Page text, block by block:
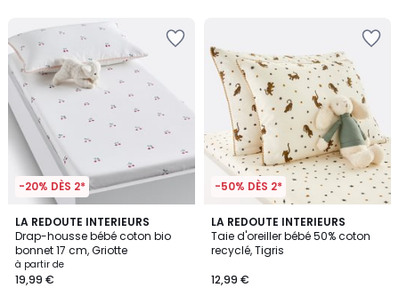
-20% DÈS 2*
LA REDOUTE INTERIEURS
Drap-housse bébé coton bio
bonnet 17 cm, Griotte
à partir de
19,99 €
4,6
/ 5
-50% DÈS 2*
LA REDOUTE INTERIEURS
Taie d'oreiller bébé 50% coton
recyclé, Tigris
12,99 €